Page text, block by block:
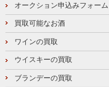
オークション申込みフォーム
買取可能なお酒
ワインの買取
ウイスキーの買取
ブランデーの買取